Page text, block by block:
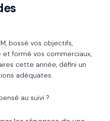
bossé vos objectifs,
et formé vos commerciaux,
cette année, défini un
adéquates.
au suivi ?